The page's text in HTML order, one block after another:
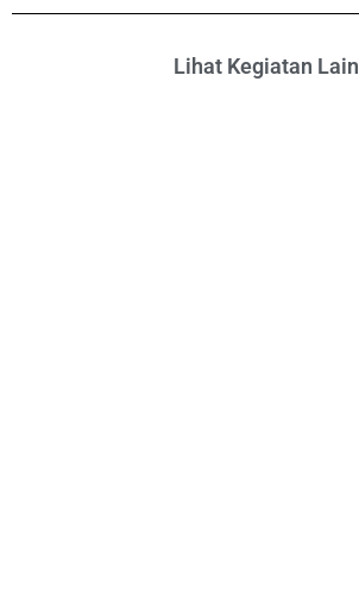
Lihat Kegiatan Lain